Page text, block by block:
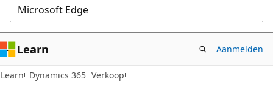
Microsoft Edge
Learn Aanmelden
Learn Dynamics 365 Verkoop